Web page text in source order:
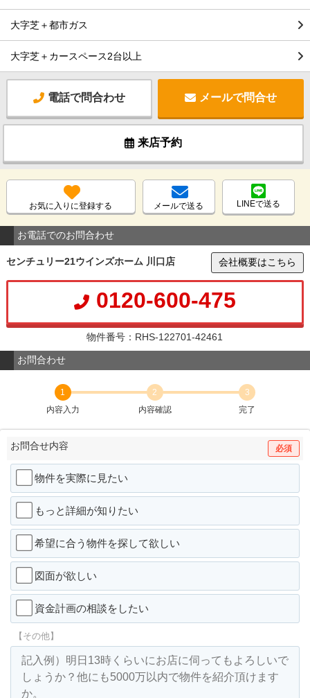
大字芝＋都市ガス
大字芝＋カースペース2台以上
電話で問合わせ メールで問合せ
来店予約
お気に入りに登録する メールで送る LINEで送る
お電話でのお問合わせ
センチュリー21ウインズホーム 川口店 会社概要はこちら
0120-600-475
物件番号：RHS-122701-42461
お問合わせ
1
内容入力
2
内容確認
3
完了
お問合せ内容 必須
物件を実際に見たい
もっと詳細が知りたい
希望に合う物件を探して欲しい
図面が欲しい
資金計画の相談をしたい
【その他】